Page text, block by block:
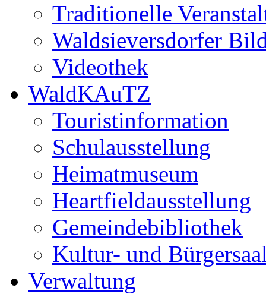
Traditionelle
Waldsieversdorfer
Videothek
WaldKAuTZ
Touristinformation
Schulausstellung
Heimatmuseum
Heartfieldausstellung
Gemeindebibliothek
Kultur- und
Verwaltung